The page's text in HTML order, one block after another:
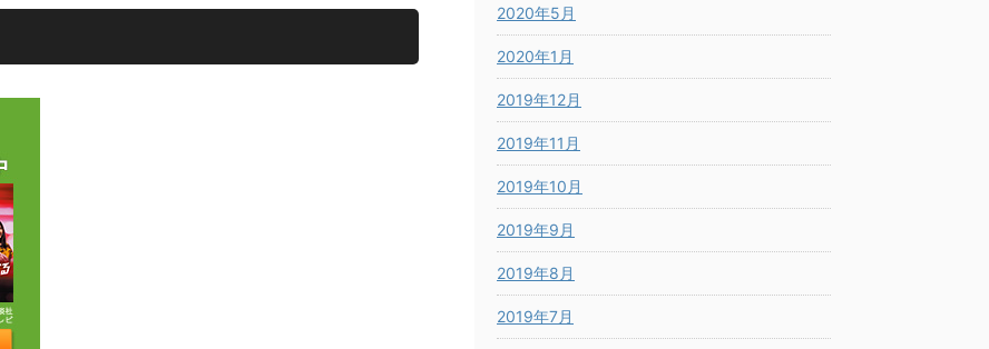
2020年5月
2020年1月
2019年12月
2019年11月
2019年10月
2019年9月
2019年8月
2019年7月